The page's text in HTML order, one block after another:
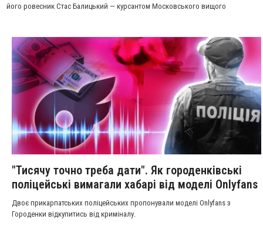
його ровесник Стас Балицький — курсантом Московського вищого
сторінках «ВКонтакте» свої фото у військовій формі, позують зі зброєю. І
намагаються приховати українське походження.
"Тисячу точно треба дати". Як городенківські
поліцейські вимагали хабарі від моделі Onlyfans
Двоє прикарпатських поліцейських пропонували моделі Onlyfans з
Городенки відкупитись від криміналу.